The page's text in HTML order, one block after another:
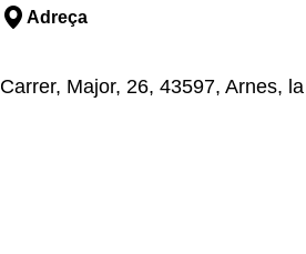
Adreça
Carrer, Major, 26, 43597, Arnes,